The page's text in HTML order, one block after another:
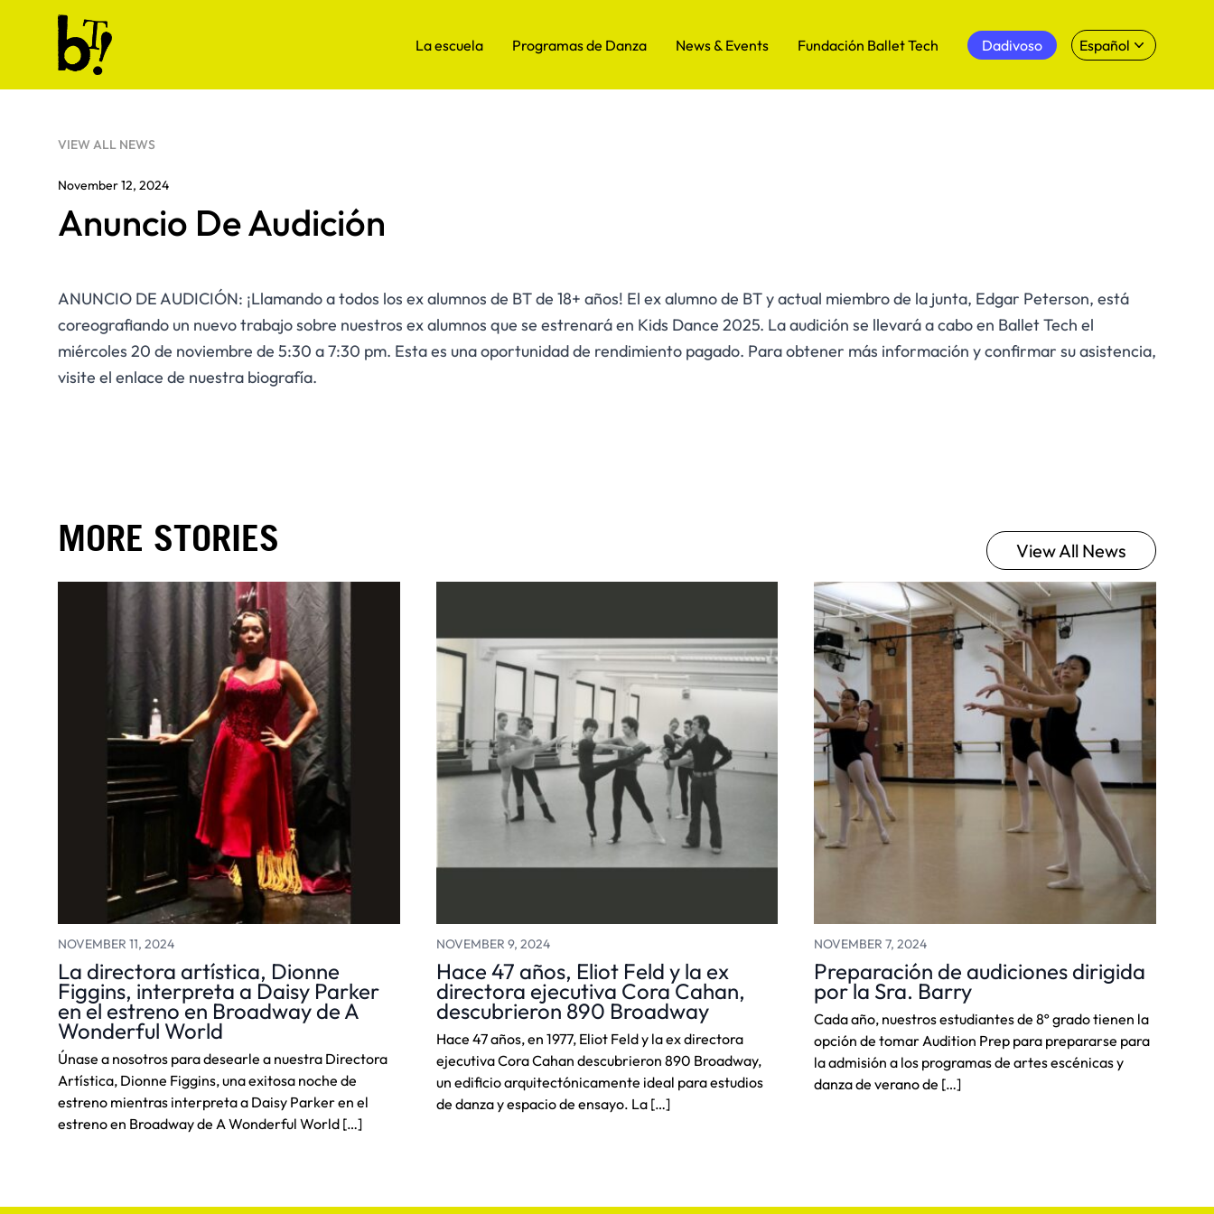
Skip to content
Ballet Tech
La escuela Programas de Danza News & Events Fundación Ballet Tech Dadivoso Español
VIEW ALL NEWS
November 12, 2024
Anuncio De Audición
ANUNCIO DE AUDICIÓN: ¡Llamando a todos los ex alumnos de BT de 18+ años! El ex alumno de BT y actual miembro de la junta, Edgar Peterson, está
coreografiando un nuevo trabajo sobre nuestros ex alumnos que se estrenará en Kids Dance 2025. La audición se llevará a cabo en Ballet Tech el
miércoles 20 de noviembre de 5:30 a 7:30 pm. Esta es una oportunidad de rendimiento pagado. Para obtener más información y confirmar su asistencia,
visite el enlace de nuestra biografía.
MORE STORIES View All News
NOVEMBER 11, 2024
La directora artística, Dionne
Figgins, interpreta a Daisy Parker
en el estreno en Broadway de A
Wonderful World
Únase a nosotros para desearle a nuestra Directora
Artística, Dionne Figgins, una exitosa noche de
estreno mientras interpreta a Daisy Parker en el
estreno en Broadway de A Wonderful World […]
NOVEMBER 9, 2024
Hace 47 años, Eliot Feld y la ex
directora ejecutiva Cora Cahan,
descubrieron 890 Broadway
Hace 47 años, en 1977, Eliot Feld y la ex directora
ejecutiva Cora Cahan descubrieron 890 Broadway,
un edificio arquitectónicamente ideal para estudios
de danza y espacio de ensayo. La […]
NOVEMBER 7, 2024
Preparación de audiciones dirigida
por la Sra. Barry
Cada año, nuestros estudiantes de 8º grado tienen la
opción de tomar Audition Prep para prepararse para
la admisión a los programas de artes escénicas y
danza de verano de […]